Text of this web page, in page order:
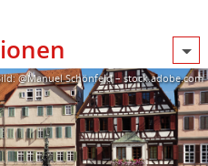
@Manuel Schönfeld – stock.adobe.com